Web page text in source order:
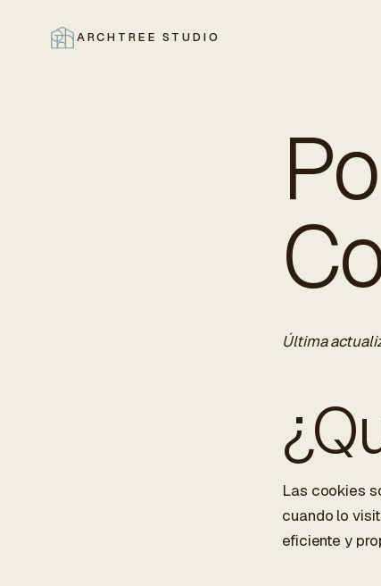
ARCHTREE STUDIO
CERRAR
Última
Las cookies
cuando lo
eficiente y